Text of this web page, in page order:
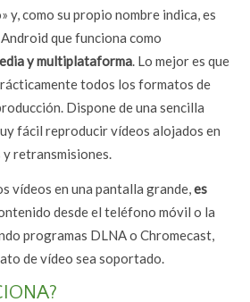
y, como su propio nombre indica, es
que funciona como
y multiplataforma . Lo mejor es que
todos los formatos de
Dispone de una sencilla
fácil reproducir vídeos alojados en
retransmisiones.
vídeos en una pantalla grande,es
desde el teléfono móvil o la
programas DLNA o Chromecast,
de vídeo sea soportado.